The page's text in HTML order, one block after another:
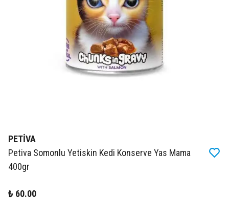
PETİVA
Petiva Somonlu Yetiskin Kedi Konserve Yas Mama
400gr
₺ 60.00